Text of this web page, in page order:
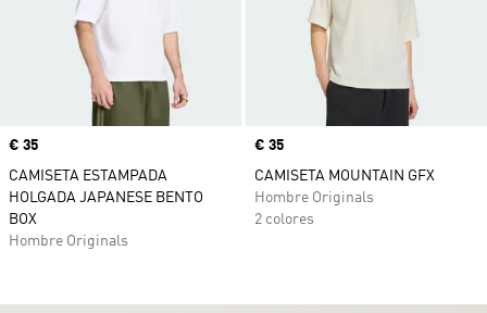
Precio
€ 35
CAMISETA ESTAMPADA
HOLGADA JAPANESE BENTO
BOX
Hombre Originals
Precio
€ 35
CAMISETA MOUNTAIN GFX
Hombre Originals
2 colores